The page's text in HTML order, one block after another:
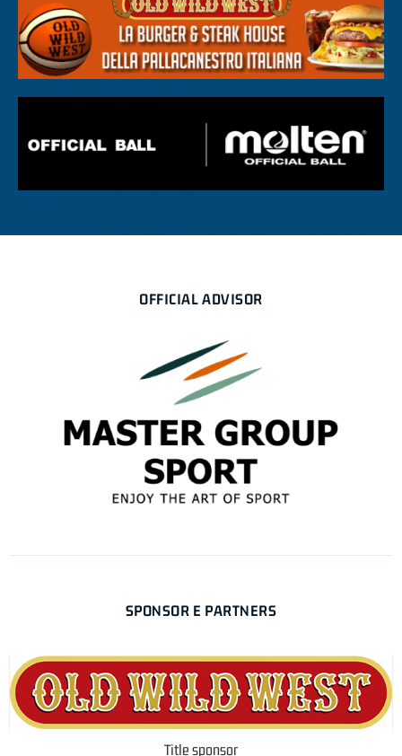
OFFICIAL ADVISOR
SPONSOR E PARTNERS
Title sponsor